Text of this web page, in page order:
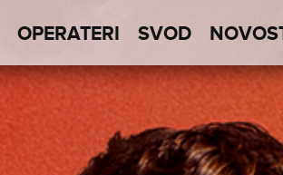
OPERATERI SVOD